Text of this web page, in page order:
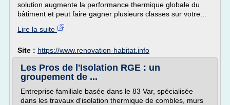
solution augmente la performance thermique globale du
bâtiment et peut faire gagner plusieurs classes sur votre...
Lire la suite
Site : https://www.renovation-habitat.info
Les Pros de l'Isolation RGE : un
groupement de ...
Entreprise familiale basée dans le 83 Var, spécialisée
dans les travaux d'isolation thermique de combles, murs